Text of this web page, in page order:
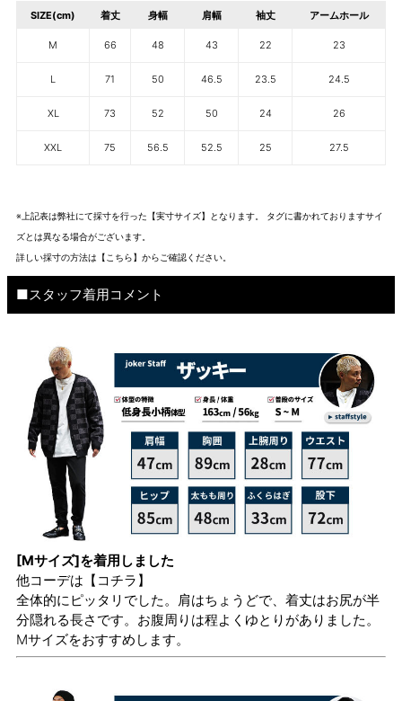
SIZE(cm) 着丈 身幅 肩幅 袖丈 アームホール
M 66 48 43 22 23
L 71 50 46.5 23.5 24.5
XL 73 52 50 24 26
XXL 75 56.5 52.5 25 27.5
※上記表は弊社にて採寸を行った【実寸サイズ】となります。 タグに書かれておりますサイ
ズとは異なる場合がございます。
詳しい採寸の方法は 【こちら】から ご確認ください。
■スタッフ着用コメント
[Mサイズ]を着用しました
他コーデは 【コチラ】
全体的にピッタリでした。肩はちょうどで、着丈はお尻が半
分隠れる長さです。お腹周りは程よくゆとりがありました。
Mサイズをおすすめします。